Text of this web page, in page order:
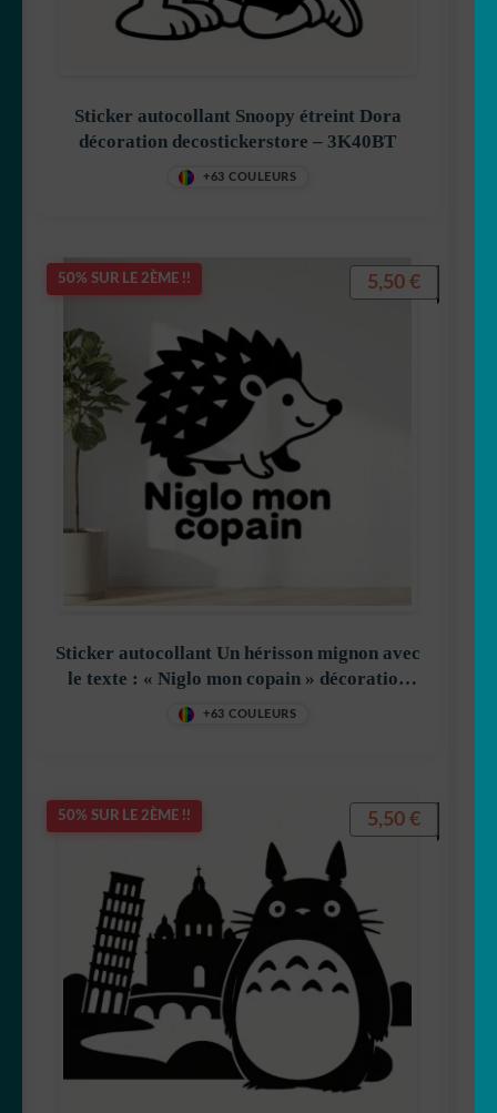
Sticker autocollant Snoopy étreint Dora
décoration decostickerstore – 3K40BT
+63 COULEURS
50% SUR LE 2ÈME !!
Sticker autocollant Un hérisson mignon avec
le texte : « Niglo mon copain » décoration
decostickerstore – YLRHAA
+63 COULEURS
5,50 €
50% SUR LE 2ÈME !! 5,50 €